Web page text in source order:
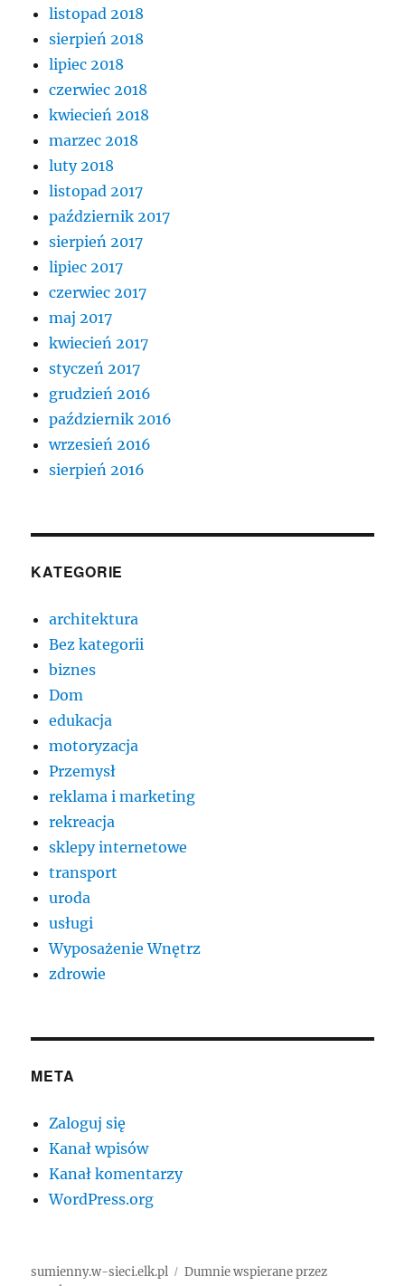
listopad 2018
sierpień 2018
lipiec 2018
czerwiec 2018
kwiecień 2018
marzec 2018
luty 2018
listopad 2017
październik 2017
sierpień 2017
lipiec 2017
czerwiec 2017
maj 2017
kwiecień 2017
styczeń 2017
grudzień 2016
październik 2016
wrzesień 2016
sierpień 2016
KATEGORIE
architektura
Bez kategorii
biznes
Dom
edukacja
motoryzacja
Przemysł
reklama i marketing
rekreacja
sklepy internetowe
transport
uroda
usługi
Wyposażenie Wnętrz
zdrowie
META
Zaloguj się
Kanał wpisów
Kanał komentarzy
WordPress.org
sumienny.w-sieci.elk.pl
Dumnie wspierane przez